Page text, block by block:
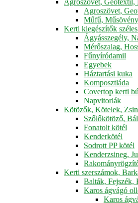
Agroszövet,
Műfű, Műsövény
Kerti kiegészítők
Ágyásszegély,
Mérőszalag,
Fűnyíródamil
Egyebek
Háztartási kuka
Komposztláda
Covertop kerti
Napvitorlák
Kötözők, Kötelek,
Szőlőkötöző,
Fonatolt kötél
Kenderkötél
Sodrott PP kötél
Kenderzsineg,
Kerti szerszámok,
Balták, Fejszék,
Karos ágvágó
Karos